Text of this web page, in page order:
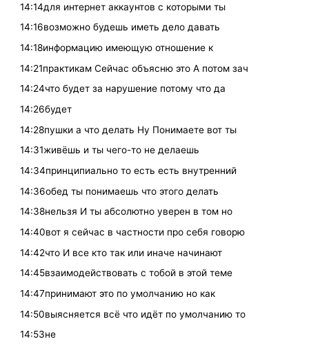
14:14для интернет аккаунтов с которыми ты
14:16возможно будешь иметь дело давать
14:18информацию имеющую отношение к
14:21практикам Сейчас объясню это А потом зач
14:24что будет за нарушение потому что да
14:26будет
14:28пушки а что делать Ну Понимаете вот ты
14:31живёшь и ты чего-то не делаешь
14:34принципиально то есть есть внутренний
14:36обед ты понимаешь что этого делать
14:38нельзя И ты абсолютно уверен в том но
14:40вот я сейчас в частности про себя говорю
14:42что И все кто так или иначе начинают
14:45взаимодействовать с тобой в этой теме
14:47принимают это по умолчанию но как
14:50выясняется всё что идёт по умолчанию то
14:53не